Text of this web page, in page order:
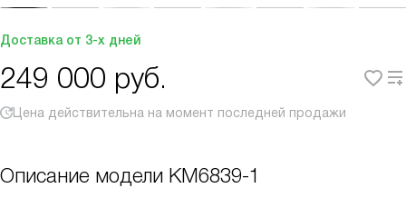
Доставка от 3-х дней
249 000 руб.
Цена действительна на момент последней продажи
Описание модели KM6839-1